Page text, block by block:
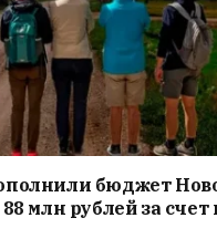
бюджет
млн рублей за